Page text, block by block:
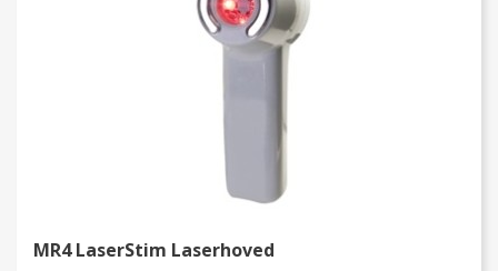
MR4 LaserStim Laserhoved